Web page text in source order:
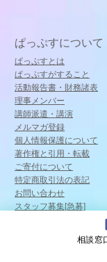
ぱっぷすについて
ぱっぷすとは
ぱっぷすがすること
​活動報告書・財務諸表
理事メンバー
講師派遣・講演
メルマガ登録
個人情報保護について
著作権と引用・転載
ご寄付について
特定商取引法の表記
お問い合わせ
スタッフ募集[急募]
相談窓